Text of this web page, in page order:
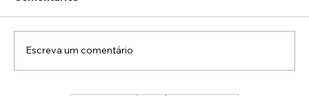
Escreva um comentário